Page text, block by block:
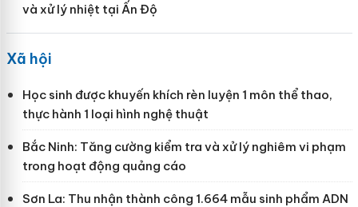
và xử lý nhiệt tại Ấn Độ
Xã hội
Học sinh được khuyến khích rèn luyện 1 môn thể thao,
thực hành 1 loại hình nghệ thuật
Bắc Ninh: Tăng cường kiểm tra và xử lý nghiêm vi phạm
trong hoạt động quảng cáo
Sơn La: Thu nhận thành công 1.664 mẫu sinh phẩm ADN